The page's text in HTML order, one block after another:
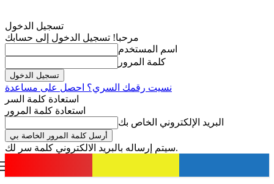
تسجيل الدخول
مرحبا! تسجيل الدخول إلى حسابك
اسم المستخدم
كلمة المرور
نسيت رقمك السري؟ احصل على مساعدة
استعادة كلمة السر
استعادة كلمة المرور
البريد الإلكتروني الخاص بك
سيتم إرساله بالبريد الالكتروني كلمة سر لك.